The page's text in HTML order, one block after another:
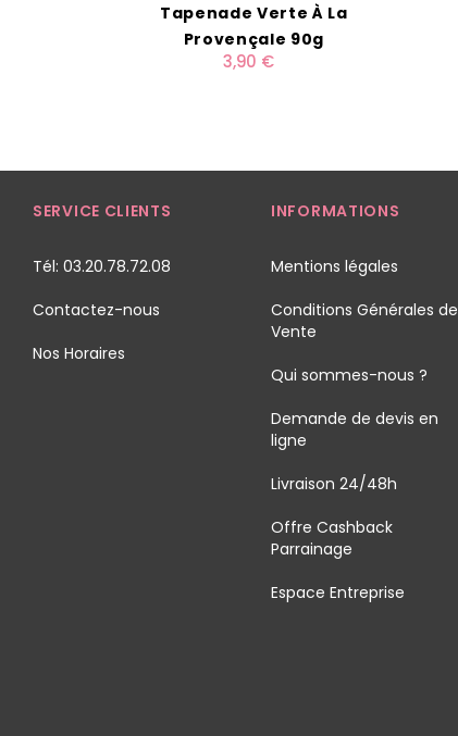
Tapenade Verte À La
Provençale 90g
3,90 €
SERVICE CLIENTS
Tél: 03.20.78.72.08
Contactez-nous
Nos Horaires
INFORMATIONS
Mentions légales
Conditions Générales de
Vente
Qui sommes-nous ?
Demande de devis en
ligne
Livraison 24/48h
Offre Cashback
Parrainage
Espace Entreprise